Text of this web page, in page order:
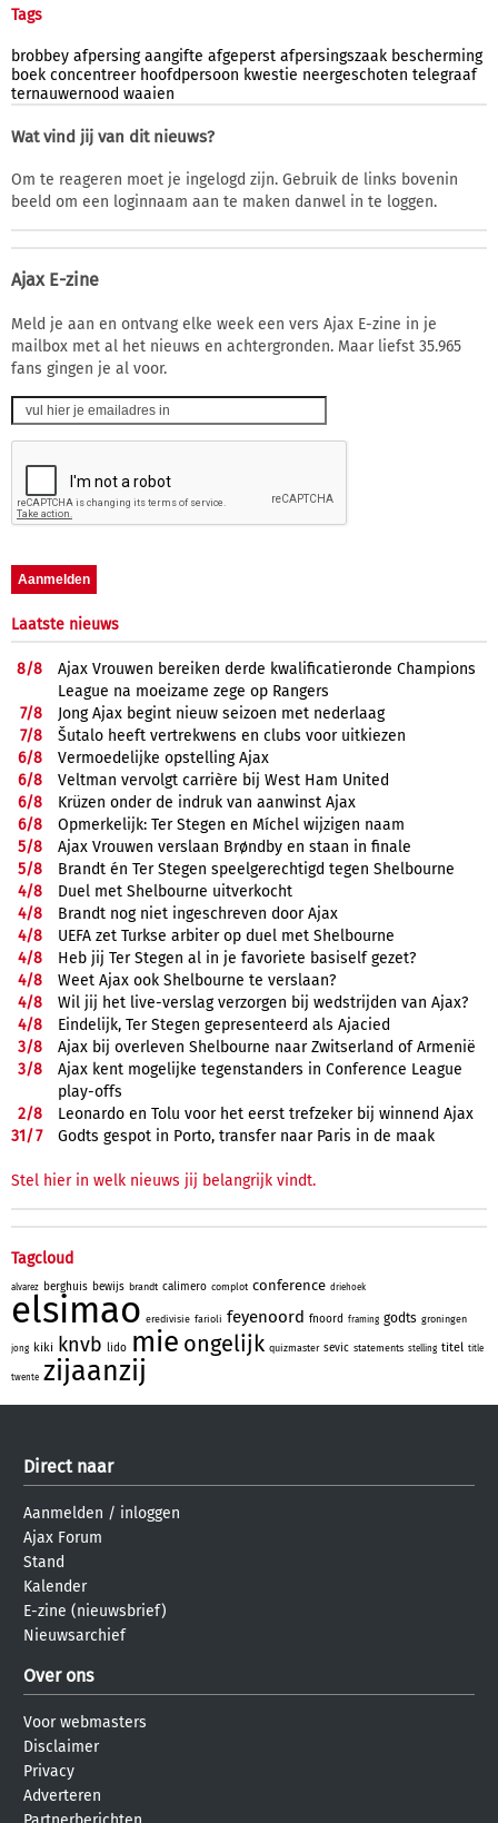
Tags
brobbey afpersing aangifte afgeperst afpersingszaak bescherming
boek concentreer hoofdpersoon kwestie neergeschoten telegraaf
ternauwernood waaien
Wat vind jij van dit nieuws?
Om te reageren moet je ingelogd zijn. Gebruik de links bovenin
beeld om een loginnaam aan te maken danwel in te loggen.
Ajax E-zine
Meld je aan en ontvang elke week een vers Ajax E-zine in je
mailbox met al het nieuws en achtergronden. Maar liefst 35.965
fans gingen je al voor.
Laatste nieuws
8/8
Ajax Vrouwen bereiken derde kwalificatieronde Champions
League na moeizame zege op Rangers
7/8
Jong Ajax begint nieuw seizoen met nederlaag
7/8
Šutalo heeft vertrekwens en clubs voor uitkiezen
6/8
Vermoedelijke opstelling Ajax
6/8
Veltman vervolgt carrière bij West Ham United
6/8
Krüzen onder de indruk van aanwinst Ajax
6/8
Opmerkelijk: Ter Stegen en Míchel wijzigen naam
5/8
Ajax Vrouwen verslaan Brøndby en staan in finale
5/8
Brandt én Ter Stegen speelgerechtigd tegen Shelbourne
4/8
Duel met Shelbourne uitverkocht
4/8
Brandt nog niet ingeschreven door Ajax
4/8
UEFA zet Turkse arbiter op duel met Shelbourne
4/8
Heb jij Ter Stegen al in je favoriete basiself gezet?
4/8
Weet Ajax ook Shelbourne te verslaan?
4/8
Wil jij het live-verslag verzorgen bij wedstrijden van Ajax?
4/8
Eindelijk, Ter Stegen gepresenteerd als Ajacied
3/8
Ajax bij overleven Shelbourne naar Zwitserland of Armenië
3/8
Ajax kent mogelijke tegenstanders in Conference League
play-offs
2/8
Leonardo en Tolu voor het eerst trefzeker bij winnend Ajax
31/7 Godts gespot in Porto, transfer naar Paris in de maak
Stel hier in welk nieuws jij belangrijk vindt.
Tagcloud
alvarez berghuis bewijs brandt calimero complot conference driehoek
elsimao eredivisie farioli feyenoord fnoord framing godts groningen
jong kiki knvb lido mie ongelijk quizmaster sevic statements stelling titel title
twente zijaanzij
Direct naar
Aanmelden / inloggen
Ajax Forum
Stand
Kalender
E-zine (nieuwsbrief)
Nieuwsarchief
Over ons
Voor webmasters
Disclaimer
Privacy
Adverteren